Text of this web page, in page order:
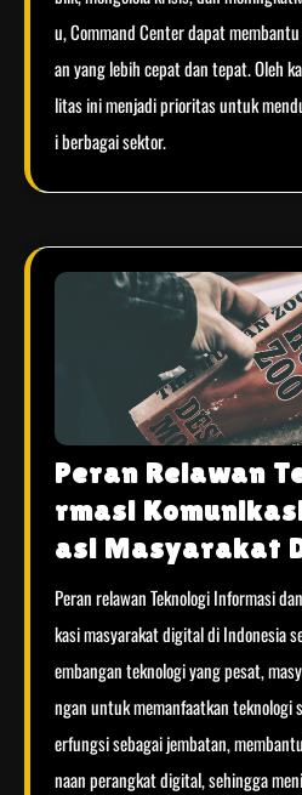
u, Command Center dapat
an yang lebih cepat dan tepat. Oleh
litas ini menjadi prioritas untuk
i berbagai sektor.
Peran Relawan
rmasi
asi Masyarakat
Peran relawan Teknologi Informasi
kasi masyarakat digital di Indonesia
embangan teknologi yang pesat,
ngan untuk memanfaatkan teknologi
erfungsi sebagai jembatan,
naan perangkat digital, sehingga